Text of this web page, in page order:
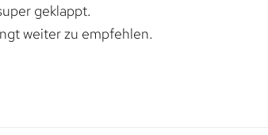
geklappt.
weiter zu empfehlen.